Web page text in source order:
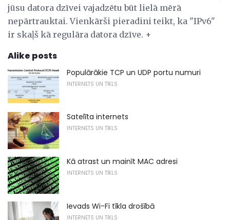
jūsu datora dzīvei vajadzētu būt lielā mērā
nepārtrauktai. Vienkārši pieradini teikt, ka "IPv6"
ir skaļš kā regulāra datora dzīve. +
Alike posts
Populārākie TCP un UDP portu numuri
INTERNETS UN TĪKLS
Satelīta internets
INTERNETS UN TĪKLS
Kā atrast un mainīt MAC adresi
INTERNETS UN TĪKLS
Ievads Wi-Fi tīkla drošībā
INTERNETS UN TĪKLS